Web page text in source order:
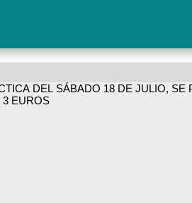
DEL SÁBADO 18 DE JULIO,
3 EUROS